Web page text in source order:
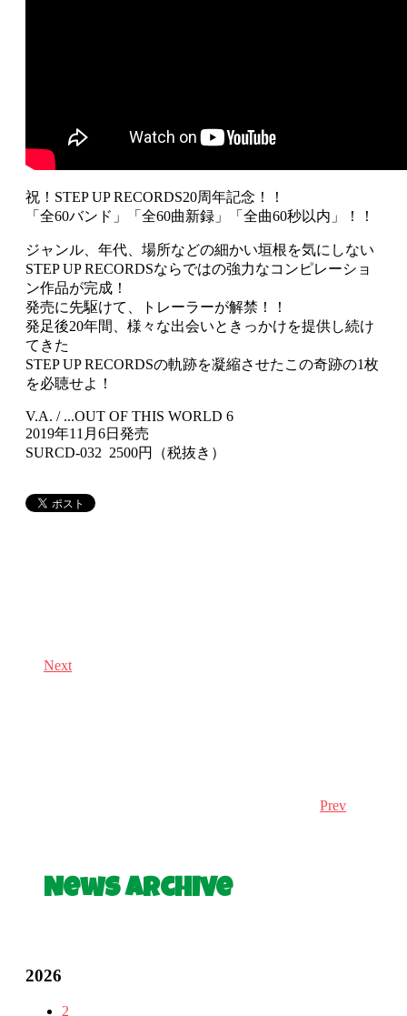
祝！STEP UP RECORDS20周年記念！！
「全60バンド」「全60曲新録」「全曲60秒以内」！！
ジャンル、年代、場所などの細かい垣根を気にしない
STEP UP RECORDSならではの強力なコンピレーショ
ン作品が完成！
発売に先駆けて、トレーラーが解禁！！
発足後20年間、様々な出会いときっかけを提供し続け
てきた
STEP UP RECORDSの軌跡を凝縮させたこの奇跡の1枚
を必聴せよ！
V.A. / ...OUT OF THIS WORLD 6
2019年11月6日発売
SURCD-032 2500円（税抜き）
Next
Prev
News Archive
2026
2